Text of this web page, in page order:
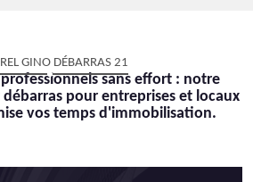
GINO DÉBARRAS 21
sans effort : notre
pour entreprises et locaux
vos temps d'immobilisation.